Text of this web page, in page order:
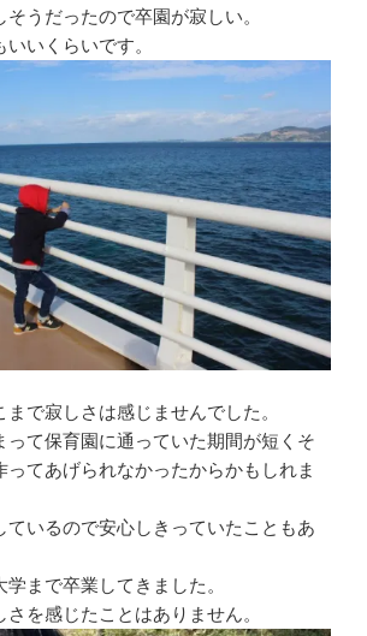
うだったので卒園が寂しい。
いくらいです。
で寂しさは感じませんでした。
って保育園に通っていた期間が短くそ
ってあげられなかったからかもしれま
ているので安心しきっていたこともあ
まで卒業してきました。
を感じたことはありません。